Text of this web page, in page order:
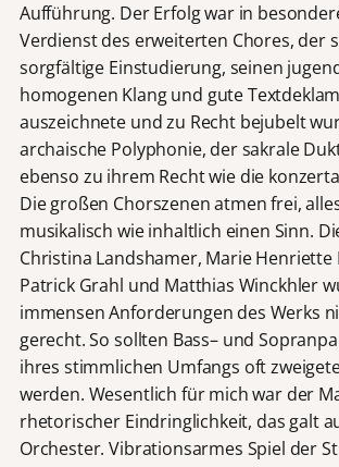
Aufführung. Der Erfolg war in
Verdienst des erweiterten Chores, der
sorgfältige Einstudierung, seinen
homogenen Klang und gute
auszeichnete und zu Recht bejubelt
archaische Polyphonie, der sakrale
ebenso zu ihrem Recht wie die
Die großen Chorszenen atmen frei,
musikalisch wie inhaltlich einen Sinn.
Christina Landshamer, Marie Henriette
Patrick Grahl und Matthias Winckhler
immensen Anforderungen des Werks
gerecht. So sollten Bass– und
ihres stimmlichen Umfangs oft
werden. Wesentlich für mich war der
rhetorischer Eindringlichkeit, das galt
Orchester. Vibrationsarmes Spiel der